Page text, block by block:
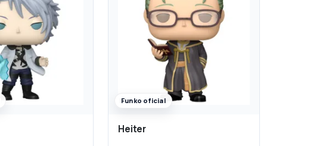
Funko oficial
Heiter